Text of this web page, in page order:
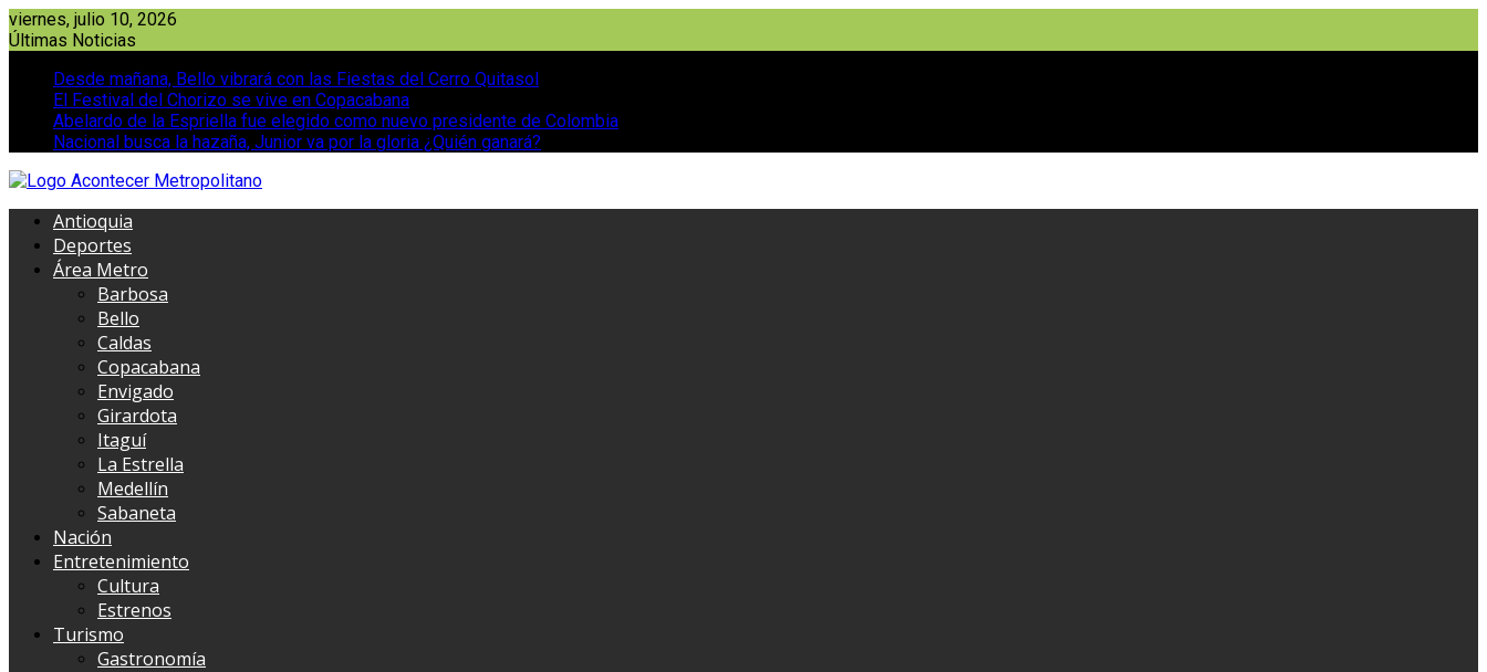
Saltar
al
viernes, julio 10, 2026
Últimas Noticias
Desde mañana, Bello vibrará con las Fiestas del Cerro Quitasol
El Festival del Chorizo se vive en Copacabana
Abelardo de la Espriella fue elegido como nuevo presidente de Colombia
Nacional busca la hazaña, Junior va por la gloria ¿Quién ganará?
Antioquia
Deportes
Área Metro
Barbosa
Bello
Caldas
Copacabana
Envigado
Girardota
Itaguí
La Estrella
Medellín
Sabaneta
Nación
Entretenimiento
Cultura
Estrenos
Turismo
Gastronomía